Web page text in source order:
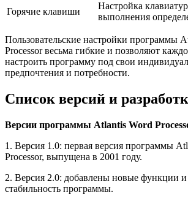
Горячие клавиши
Настройка
выполнения
Пользовательские настройки программы
Processor весьма гибкие и позволяют
настроить программу под свои
предпочтения и потребности.
Список версий и
Версии программы Atlantis Word
1. Версия 1.0: первая версия программы
Processor, выпущена в 2001 году.
2. Версия 2.0: добавлены новые функции
стабильность программы.